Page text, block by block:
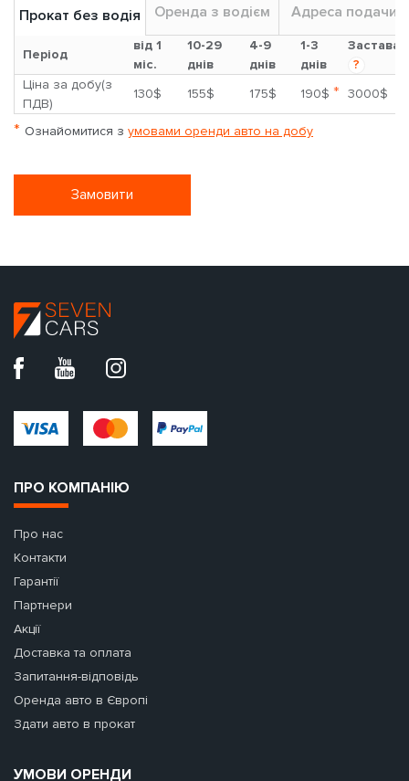
Прокат без водія Оренда з водієм Адреса подачи
Період
від 1
міс.
10-29
днів
4-9
днів
1-3
днів
Застава
?
Ціна за добу(з
ПДВ)
130$ 155$ 175$ 190$ * 3000$
* Ознайомитися з умовами оренди авто на добу
Замовити
ПРО КОМПАНІЮ
Про нас
Контакти
Гарантії
Партнери
Акції
Доставка та оплата
Запитання-відповідь
Оренда авто в Європі
Здати авто в прокат
УМОВИ ОРЕНДИ